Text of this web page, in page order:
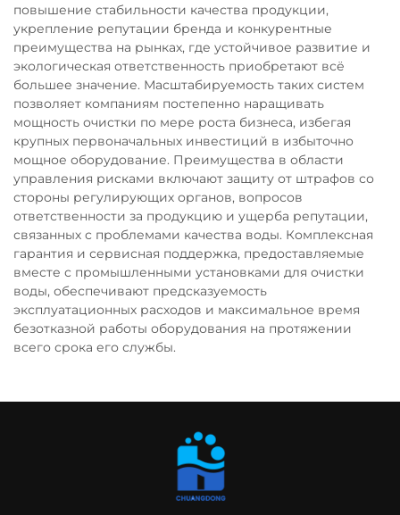
повышение стабильности качества продукции,
укрепление репутации бренда и конкурентные
преимущества на рынках, где устойчивое развитие и
экологическая ответственность приобретают всё
большее значение. Масштабируемость таких систем
позволяет компаниям постепенно наращивать
мощность очистки по мере роста бизнеса, избегая
крупных первоначальных инвестиций в избыточно
мощное оборудование. Преимущества в области
управления рисками включают защиту от штрафов со
стороны регулирующих органов, вопросов
ответственности за продукцию и ущерба репутации,
связанных с проблемами качества воды. Комплексная
гарантия и сервисная поддержка, предоставляемые
вместе с промышленными установками для очистки
воды, обеспечивают предсказуемость
эксплуатационных расходов и максимальное время
безотказной работы оборудования на протяжении
всего срока его службы.